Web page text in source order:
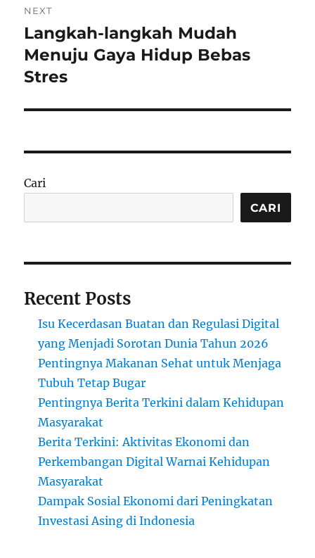
NEXT
Next
post:
Langkah-langkah Mudah
Menuju Gaya Hidup Bebas
Stres
Cari
CARI
Recent Posts
Isu Kecerdasan Buatan dan Regulasi Digital
yang Menjadi Sorotan Dunia Tahun 2026
Pentingnya Makanan Sehat untuk Menjaga
Tubuh Tetap Bugar
Pentingnya Berita Terkini dalam Kehidupan
Masyarakat
Berita Terkini: Aktivitas Ekonomi dan
Perkembangan Digital Warnai Kehidupan
Masyarakat
Dampak Sosial Ekonomi dari Peningkatan
Investasi Asing di Indonesia